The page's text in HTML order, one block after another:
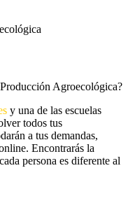
Agroecológica?
y una de las escuelas
todos tus
a tus demandas,
Encontrarás la
persona es diferente al